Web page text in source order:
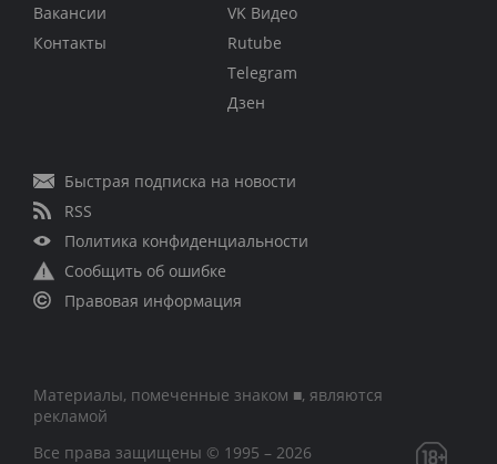
Вакансии
Контакты
VK Видео
Rutube
Telegram
Дзен
Быстрая подписка на новости
RSS
Политика конфиденциальности
Сообщить об ошибке
Правовая информация
Материалы, помеченные знаком ■, являются
рекламой
Все права защищены © 1995 – 2026